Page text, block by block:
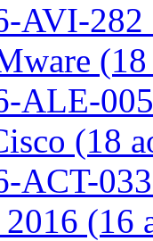
AVI-
ALE-
(18
ACT-
2016 (16